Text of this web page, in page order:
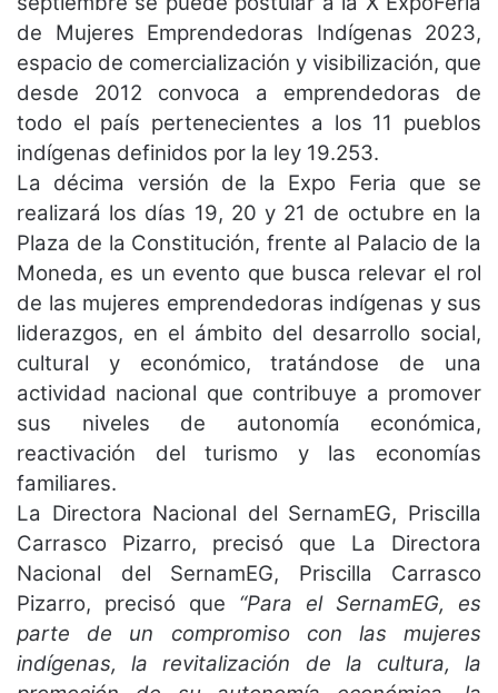
de Mujeres Emprendedoras Indígenas 2023,
espacio de comercialización y visibilización, que
desde 2012 convoca a emprendedoras de
todo el país pertenecientes a los 11 pueblos
indígenas definidos por la ley 19.253.
La décima versión de la Expo Feria que se
realizará los días 19, 20 y 21 de octubre en la
Plaza de la Constitución, frente al Palacio de la
Moneda, es un evento que busca relevar el rol
de las mujeres emprendedoras indígenas y sus
liderazgos, en el ámbito del desarrollo social,
cultural y económico, tratándose de una
actividad nacional que contribuye a promover
sus niveles de autonomía económica,
reactivación del turismo y las economías
familiares.
La Directora Nacional del SernamEG, Priscilla
Carrasco Pizarro, precisó que La Directora
Nacional del SernamEG, Priscilla Carrasco
Pizarro, precisó que “Para el SernamEG, es
parte de un compromiso con las mujeres
indígenas, la revitalización de la cultura, la